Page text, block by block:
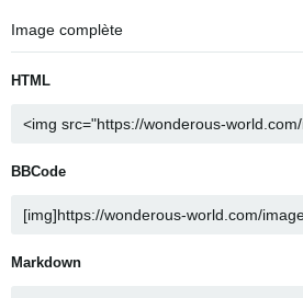
Image complète
HTML
BBCode
Markdown